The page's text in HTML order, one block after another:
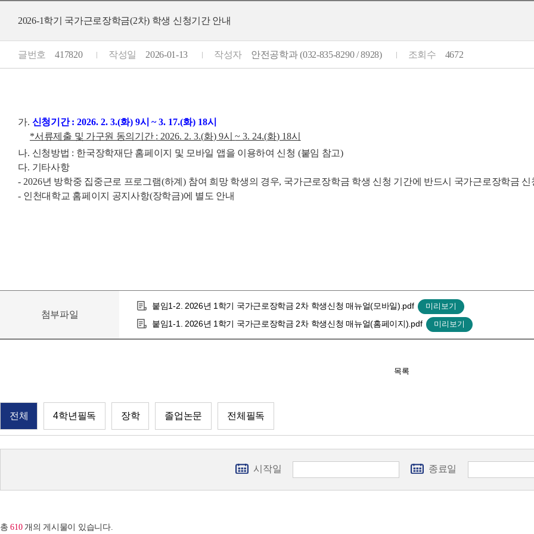
2026-1학기 국가근로장학금(2차) 학생 신청기간 안내
글번호 417820 작성일 2026-01-13 작성자 안전공학과 (032-835-8290 / 8928) 조회수 4672
가. 신청기간: 2026. 2. 3.(화) 9시~ 3. 17.(화) 18시
*서류제출 및 가구원 동의기간 : 2026. 2. 3.(화) 9시~ 3. 24.(화) 18시
나. 신청방법 : 한국장학재단 홈페이지 및 모바일 앱을 이용하여 신청 (붙임 참고)
다. 기타사항
- 2026년 방학중 집중근로 프로그램(하계 ) 참여 희망 학생의 경우, 국가근로장학금 학생 신청 기간에 반드시 국가근로장학금 신
- 인천대학교 홈페이지 공지사항(장학금)에 별도 안내
첨부파일
붙임1-2. 2026년 1학기 국가근로장학금 2차 학생신청 매뉴얼(모바일).pdf
붙임1-1. 2026년 1학기 국가근로장학금 2차 학생신청 매뉴얼(홈페이지).pdf
목록
전체 4학년필독 장학 졸업논문 전체필독
시작일 종료일
총610개의 게시물이 있습니다.